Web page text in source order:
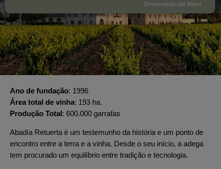
Ano de fundação 1996
Área total de vinha 193 ha.
Produção Total 600.000 garrafas
Abadía Retuerta é um testemunho da história e um ponto de
encontro entre a terra e a vinha. Desde o seu início, a adega
tem procurado um equilíbrio entre tradição e tecnologia.
Desenvolvido por Klaro!